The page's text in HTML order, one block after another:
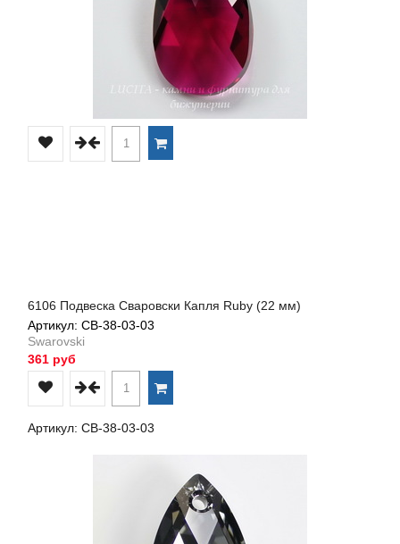
6106 Подвеска Сваровски Капля Ruby (22 мм)
Артикул: СВ-38-03-03
Swarovski
361 руб
Артикул: СВ-38-03-03